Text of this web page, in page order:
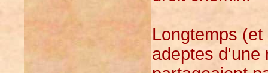
Longtemps
adeptes d'une